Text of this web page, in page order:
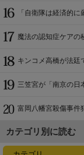
「自衛隊は経済的
魔法の認知症ケアの
キンコメ高橋が法廷
三笠宮が「南京の日
富岡八幡宮殺傷事件
カテゴリ別に読む